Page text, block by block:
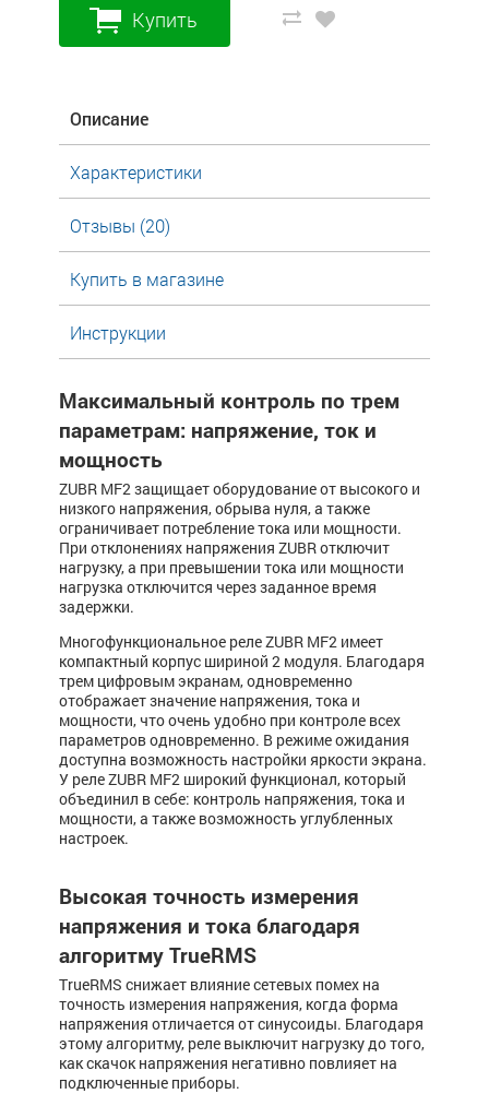
Купить
Описание
Характеристики
Отзывы (20)
Купить в магазине
Инструкции
Максимальный контроль по трем
параметрам: напряжение, ток и
мощность
ZUBR MF2 защищает оборудование от высокого и
низкого напряжения, обрыва нуля, а также
ограничивает потребление тока или мощности.
При отклонениях напряжения ZUBR отключит
нагрузку, а при превышении тока или мощности
нагрузка отключится через заданное время
задержки.
Многофункциональное реле ZUBR MF2 имеет
компактный корпус шириной 2 модуля. Благодаря
трем цифровым экранам, одновременно
отображает значение напряжения, тока и
мощности, что очень удобно при контроле всех
параметров одновременно. В режиме ожидания
доступна возможность настройки яркости экрана.
У реле ZUBR MF2 широкий функционал, который
объединил в себе: контроль напряжения, тока и
мощности, а также возможность углубленных
настроек.
Высокая точность измерения
напряжения и тока благодаря
алгоритму TrueRMS
TrueRMS снижает влияние сетевых помех на
точность измерения напряжения, когда форма
напряжения отличается от синусоиды. Благодаря
этому алгоритму, реле выключит нагрузку до того,
как скачок напряжения негативно повлияет на
подключенные приборы.